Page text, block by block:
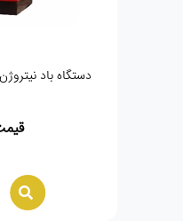
دستگاه باد نیتروژن